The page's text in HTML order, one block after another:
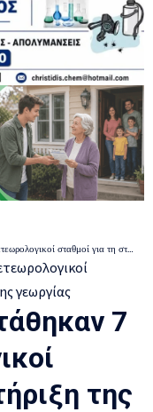
για τη στήριξη της σύγχρονης γεωργίας
7
της